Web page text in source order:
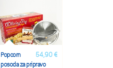
54,90 €
Popcorn
posoda za pripravo